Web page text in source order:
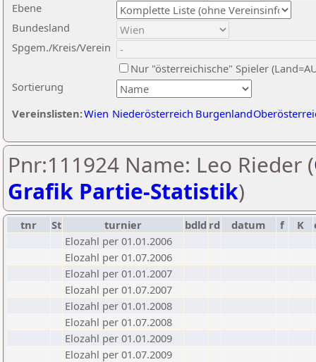
Ebene
Sortierung
Bundesland
Spgem./Kreis/Verein
Nur "österreichische" Spieler
Vereinslisten:Wien Niederösterreich Burgenland
Pnr:111924 Name: Leo Rieder (
Grafik Partie-Statistik)
tnr St turnier bdld rd datum f K
Elozahl per 01.01.2006
Elozahl per 01.07.2006
Elozahl per 01.01.2007
Elozahl per 01.07.2007
Elozahl per 01.01.2008
Elozahl per 01.07.2008
Elozahl per 01.01.2009
Elozahl per 01.07.2009